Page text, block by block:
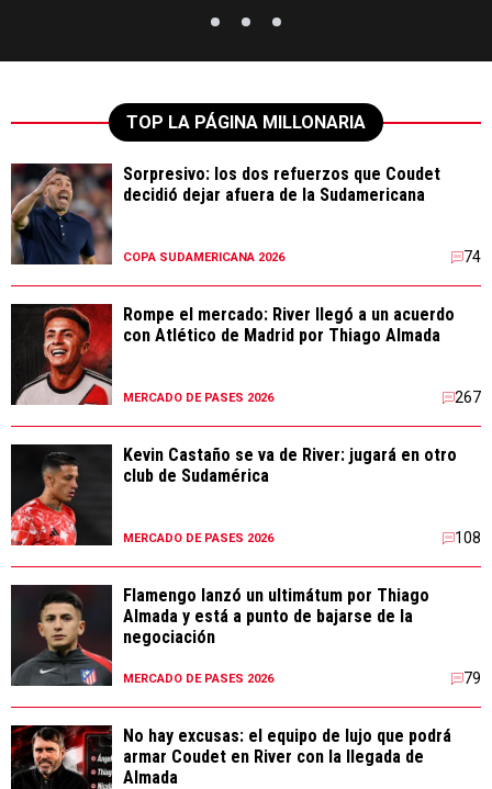
TOP LA PÁGINA MILLONARIA
Sorpresivo: los dos refuerzos que Coudet
decidió dejar afuera de la Sudamericana
COPA SUDAMERICANA 2026 74
Rompe el mercado: River llegó a un acuerdo
con Atlético de Madrid por Thiago Almada
MERCADO DE PASES 2026 267
Kevin Castaño se va de River: jugará en otro
club de Sudamérica
MERCADO DE PASES 2026 108
Flamengo lanzó un ultimátum por Thiago
Almada y está a punto de bajarse de la
negociación
MERCADO DE PASES 2026 79
No hay excusas: el equipo de lujo que podrá
armar Coudet en River con la llegada de
Almada